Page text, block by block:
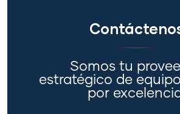
Somos tu
estratégico de
por